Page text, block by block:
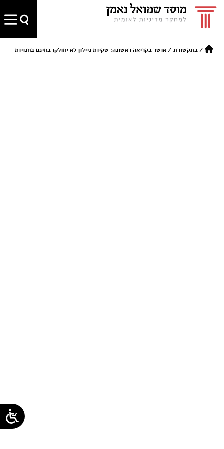
/בתקשורת /אושר בקריאה ראשונה: שקיות ניילון לא יחולקו בחינם בחנויות